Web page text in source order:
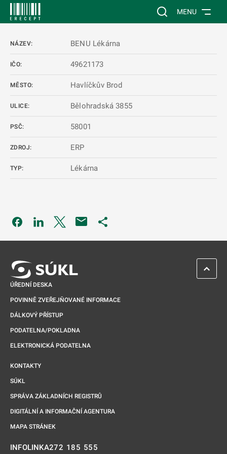
Vyhledávání na
MENU
NÁZEV: BENU Lékárna
IČO: 49621173
MĚSTO: Havlíčkův Brod
ULICE: Bělohradská 3855
PSČ: 58001
ZDROJ: ERP
TYP: Lékárna
Odkaz se otevře na nové kartě
Odkaz se otevře na nové kartě
Odkaz se otevře na nové kartě
ÚŘEDNÍ DESKA
POVINNĚ ZVEŘEJŇOVANÉ INFORMACE
DÁLKOVÝ PŘÍSTUP
PODATELNA/POKLADNA
ELEKTRONICKÁ PODATELNA
KONTAKTY
SÚKL
SPRÁVA ZÁKLADNÍCH REGISTRŮ
DIGITÁLNÍ A INFORMAČNÍ AGENTURA
MAPA STRÁNEK
INFOLINKA272 185 555
ZPĚT